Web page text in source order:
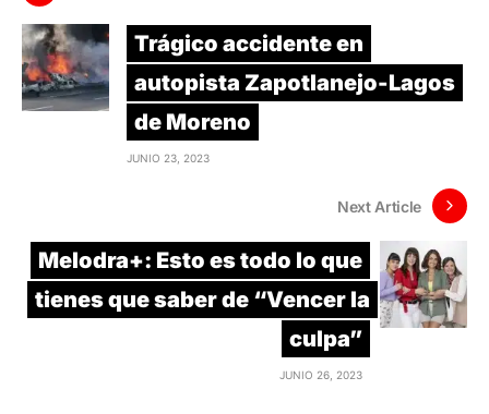
Trágico accidente en
autopista Zapotlanejo-Lagos
de Moreno
JUNIO 23, 2023
Next Article
Melodra+: Esto es todo lo que
tienes que saber de “Vencer la
culpa”
JUNIO 26, 2023